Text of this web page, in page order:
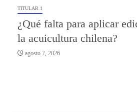
TITULAR 1
¿Qué falta para aplicar
la acuicultura chilena?
agosto 7, 2026